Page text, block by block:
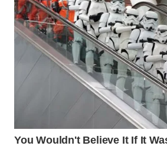
WN
TAPANULI
TENGAH
WN
TEBING